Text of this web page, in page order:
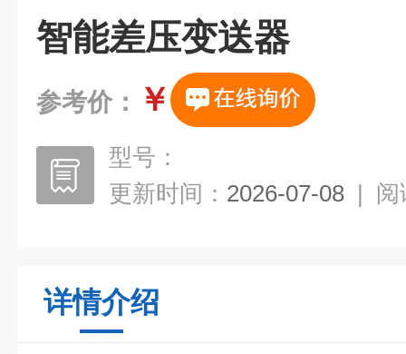
智能差压变送器
参考价： ￥
型号：
更新时间： 2026-07-08 | 阅
详情介绍